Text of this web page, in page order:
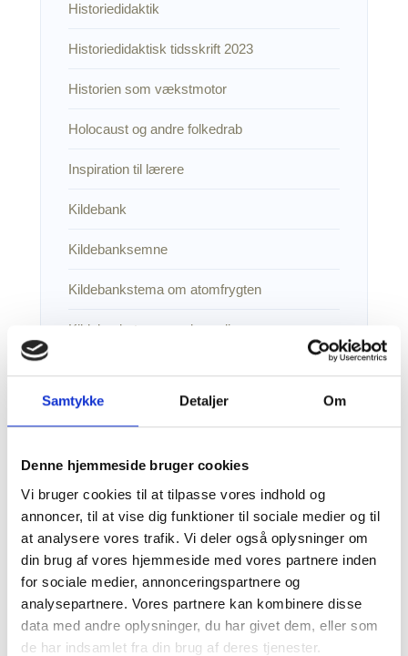
Samtykke Detaljer Om
Denne hjemmeside bruger cookies
Vi bruger cookies til at tilpasse vores indhold og
annoncer, til at vise dig funktioner til sociale medier og til
at analysere vores trafik. Vi deler også oplysninger om
din brug af vores hjemmeside med vores partnere inden
for sociale medier, annonceringspartnere og
analysepartnere. Vores partnere kan kombinere disse
data med andre oplysninger, du har givet dem, eller som
de har indsamlet fra din brug af deres tjenester.
Historiedidaktik
Historiedidaktisk tidsskrift 2023
Historien som vækstmotor
Holocaust og andre folkedrab
Inspiration til lærere
Kildebank
Kildebanksemne
Kildebankstema om atomfrygten
Kildebankstema om børneliv
Kildebankstema om epidemier
Kildebankstema om genforeningen
Kildebankstema om hekse
Kildebankstema om kærlighed, køn og
Kildebankstema om Rigsfællesskabet